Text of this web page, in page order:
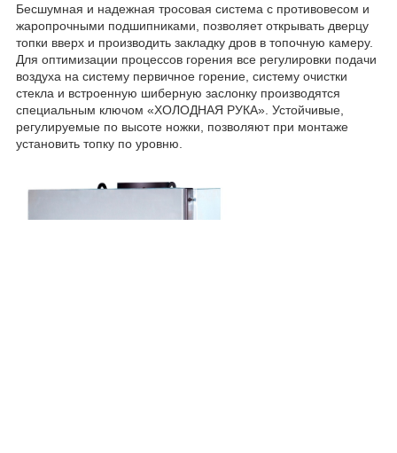
Бесшумная и надежная тросовая система с противовесом и
жаропрочными подшипниками, позволяет открывать дверцу
топки вверх и производить закладку дров в топочную камеру.
Для оптимизации процессов горения все регулировки подачи
воздуха на систему первичное горение, систему очистки
стекла и встроенную шиберную заслонку производятся
специальным ключом «ХОЛОДНАЯ РУКА». Устойчивые,
регулируемые по высоте ножки, позволяют при монтаже
установить топку по уровню.